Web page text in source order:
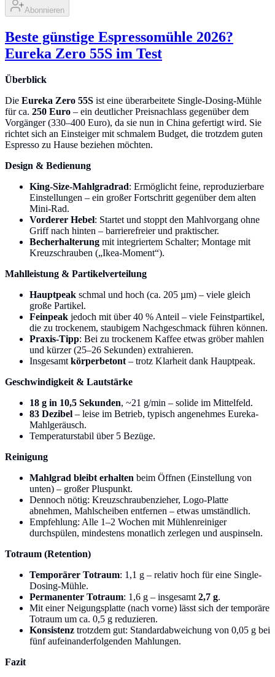
Abonnieren
Beste günstige Espressomühle 2026?
Eureka Zero 55S im Test
Überblick
Die Eureka Zero 55S ist eine überarbeitete Single-Dosing-Mühle
für ca. 250 Euro – ein deutlicher Preisnachlass gegenüber dem
Vorgänger (330–400 Euro), da sie nun in China gefertigt wird. Sie
richtet sich an Einsteiger mit schmalem Budget, die trotzdem guten
Espresso zu Hause beziehen möchten.
Design & Bedienung
King-Size-Mahlgradrad: Ermöglicht feine, reproduzierbare
Einstellungen – ein großer Fortschritt gegenüber dem alten
Mini-Rad.
Vorderer Hebel: Startet und stoppt den Mahlvorgang ohne
Griff nach hinten – barrierefreier und praktischer.
Becherhalterung mit integriertem Schalter; Montage mit
Kreuzschrauben („Ikea-Moment“).
Mahlleistung & Partikelverteilung
Hauptpeak schmal und hoch (ca. 205 µm) – viele gleich
große Partikel.
Feinpeak jedoch mit über 40 % Anteil – viele Feinstpartikel,
die zu trockenem, staubigem Nachgeschmack führen können.
Praxis-Tipp: Bei zu trockenem Kaffee etwas gröber mahlen
und kürzer (25–26 Sekunden) extrahieren.
Insgesamt körperbetont – trotz Klarheit dank Hauptpeak.
Geschwindigkeit & Lautstärke
18 g in 10,5 Sekunden, ~21 g/min – solide im Mittelfeld.
83 Dezibel – leise im Betrieb, typisch angenehmes Eureka-
Mahlgeräusch.
Temperaturstabil über 5 Bezüge.
Reinigung
Mahlgrad bleibt erhalten beim Öffnen (Einstellung von
unten) – großer Pluspunkt.
Dennoch nötig: Kreuzschraubenzieher, Logo-Platte
abnehmen, Mahlscheiben entfernen – etwas umständlich.
Empfehlung: Alle 1–2 Wochen mit Mühlenreiniger
durchspülen, mindestens monatlich zerlegen und auspinseln.
Totraum (Retention)
Temporärer Totraum: 1,1 g – relativ hoch für eine Single-
Dosing-Mühle.
Permanenter Totraum: 1,6 g – insgesamt 2,7 g.
Mit einer Neigungsplatte (nach vorne) lässt sich der temporäre
Totraum um ca. 0,5 g reduzieren.
Konsistenz trotzdem gut: Standardabweichung von 0,05 g bei
fünf aufeinanderfolgenden Mahlungen.
Fazit